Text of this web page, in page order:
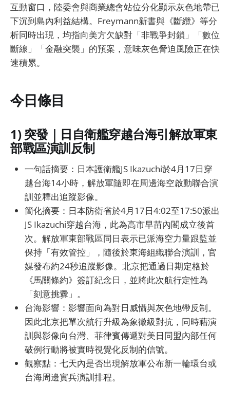
互動窗口，陸委會與商業總會站位分化顯示灰色地帶已
下沉到島內利益結構。Freymann新書與《斷纜》等分
析同時出現，均指向美方欠缺對「非戰爭封鎖」「數位
斷線」「金融突襲」的預案，意味灰色脅迫風險正在快
速積累。
今日條目
1) 突發｜日自衛艦穿越台海引解放軍東
部戰區演訓反制
一句話摘要：日本護衛艦JS Ikazuchi於4月17日穿
越台海14小時，解放軍隨即在周邊海空啟動聯合演
訓並釋出追蹤影像。
簡化摘要：日本防衛省於4月17日4:02至17:50派出
JS Ikazuchi穿越台海，此為高市早苗內閣成立後首
次。解放軍東部戰區同日表示已派海空力量跟監並
保持「有效管控」，隨後於東海組織聯合演訓，官
媒發布約24秒追蹤影像。北京把通過日期定格於
《馬關條約》簽訂紀念日，並將此次航行定性為
「刻意挑釁」。
台海影響：影響面向為對日威懾與灰色地帶反制。
因此北京把單次航行升級為象徵級對抗，同時藉演
訓與影像向台灣、菲律賓傳遞對美日同盟內部任何
破例行動將被實時視覺化反制的信號。
觀察點：七天內是否出現解放軍公布新一輪環台或
台海周邊實兵演訓排程。